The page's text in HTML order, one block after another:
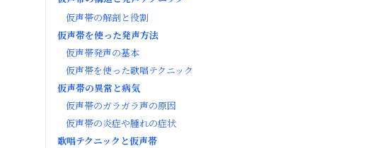
仮声帯の解剖と役割
仮声帯を使った発声方法
仮声帯発声の基本
仮声帯を使った歌唱テクニック
仮声帯の異常と病気
仮声帯のガラガラ声の原因
仮声帯の炎症や腫れの症状
歌唱テクニックと仮声帯